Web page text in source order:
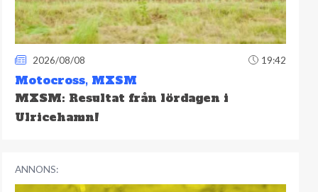
2026/08/08 19:42
Motocross, MXSM
MXSM: Resultat från lördagen i
Ulricehamn!
ANNONS: